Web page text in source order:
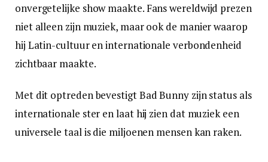
onvergetelijke show maakte. Fans wereldwijd prezen
niet alleen zijn muziek, maar ook de manier waarop
hij Latin-cultuur en internationale verbondenheid
zichtbaar maakte.
Met dit optreden bevestigt Bad Bunny zijn status als
internationale ster en laat hij zien dat muziek een
universele taal is die miljoenen mensen kan raken.